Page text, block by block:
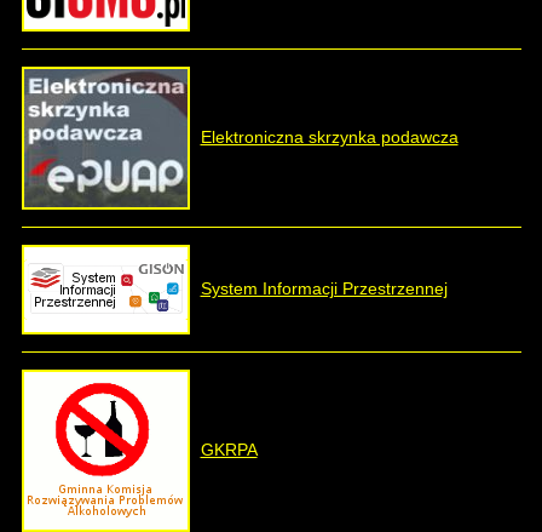
Elektroniczna skrzynka podawcza
System Informacji Przestrzennej
GKRPA